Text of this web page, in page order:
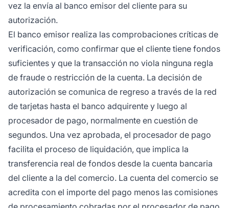
vez la envía al banco emisor del cliente para su
autorización.
El banco emisor realiza las comprobaciones críticas de
verificación, como confirmar que el cliente tiene fondos
suficientes y que la transacción no viola ninguna regla
de fraude o restricción de la cuenta. La decisión de
autorización se comunica de regreso a través de la red
de tarjetas hasta el banco adquirente y luego al
procesador de pago, normalmente en cuestión de
segundos. Una vez aprobada, el procesador de pago
facilita el proceso de liquidación, que implica la
transferencia real de fondos desde la cuenta bancaria
del cliente a la del comercio. La cuenta del comercio se
acredita con el importe del pago menos las comisiones